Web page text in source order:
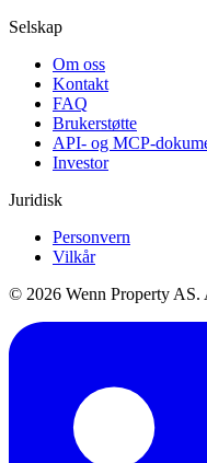
Selskap
Om oss
Kontakt
FAQ
Brukerstøtte
API- og MCP-
Investor
Juridisk
Personvern
Vilkår
© 2026 Wenn Property AS.